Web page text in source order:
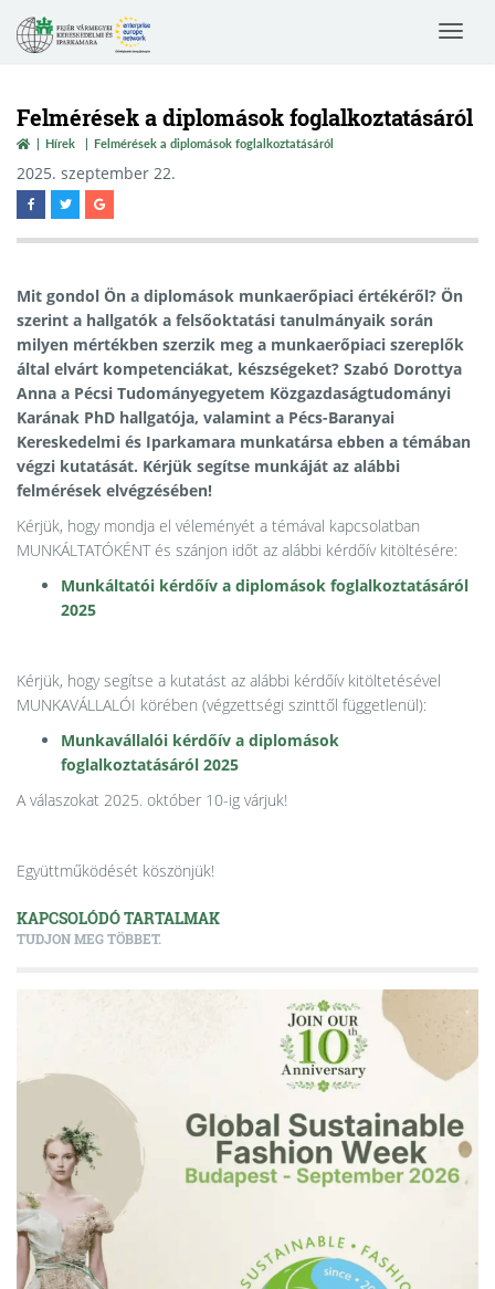
Toggle
Felmérések a diplomások foglalkoztatásáról
Hírek Felmérések a diplomások foglalkoztatásáról
2025. szeptember 22.
Mit gondol Ön a diplomások munkaerőpiaci értékéről? Ön
szerint a hallgatók a felsőoktatási tanulmányaik során
milyen mértékben szerzik meg a munkaerőpiaci szereplők
által elvárt kompetenciákat, készségeket? Szabó Dorottya
Anna a Pécsi Tudományegyetem Közgazdaságtudományi
Karának PhD hallgatója, valamint a Pécs-Baranyai
Kereskedelmi és Iparkamara munkatársa ebben a témában
végzi kutatását. Kérjük segítse munkáját az alábbi
felmérések elvégzésében!
Kérjük, hogy mondja el véleményét a témával kapcsolatban
MUNKÁLTATÓKÉNT és szánjon időt az alábbi kérdőív kitöltésére:
Munkáltatói kérdőív a diplomások foglalkoztatásáról
2025
Kérjük, hogy segítse a kutatást az alábbi kérdőív kitöltetésével
MUNKAVÁLLALÓI körében (végzettségi szinttől függetlenül):
Munkavállalói kérdőív a diplomások
foglalkoztatásáról 2025
A válaszokat 2025. október 10-ig várjuk!
Együttműködését köszönjük!
KAPCSOLÓDÓ TARTALMAK
TUDJON MEG TÖBBET.